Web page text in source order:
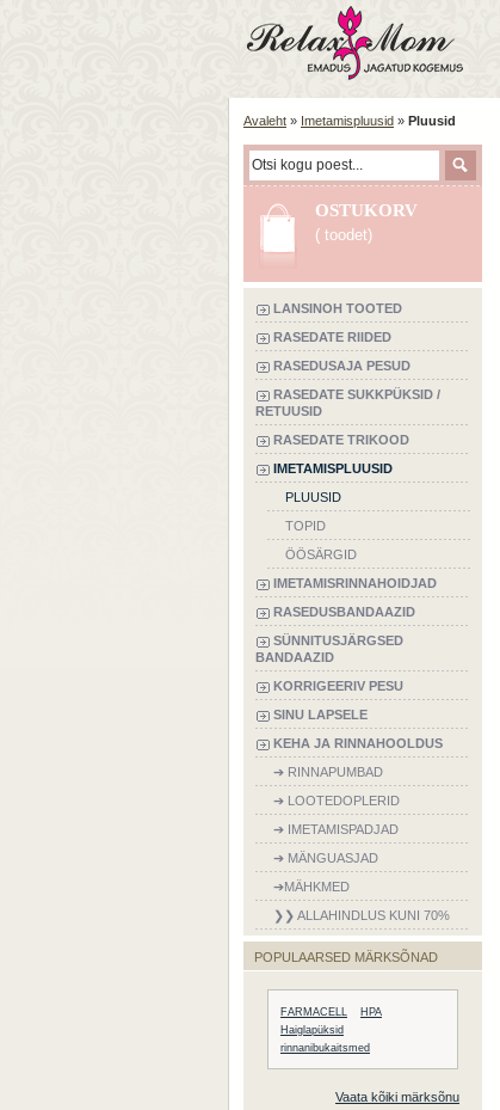
Avaleht » Imetamispluusid » Pluusid
OSTUKORV
( toodet)
LANSINOH TOOTED
RASEDATE RIIDED
RASEDUSAJA PESUD
RASEDATE SUKKPÜKSID /
RETUUSID
RASEDATE TRIKOOD
IMETAMISPLUUSID
PLUUSID
TOPID
ÖÖSÄRGID
IMETAMISRINNAHOIDJAD
RASEDUSBANDAAZID
SÜNNITUSJÄRGSED
BANDAAZID
KORRIGEERIV PESU
SINU LAPSELE
KEHA JA RINNAHOOLDUS
➔ RINNAPUMBAD
➔ LOOTEDOPLERID
➔ IMETAMISPADJAD
➔ MÄNGUASJAD
➔MÄHKMED
❯❯ ALLAHINDLUS KUNI 70%
POPULAARSED MÄRKSÕNAD
FARMACELL
HPA
Haiglapüksid
rinnanibukaitsmed
Vaata kõiki märksõnu